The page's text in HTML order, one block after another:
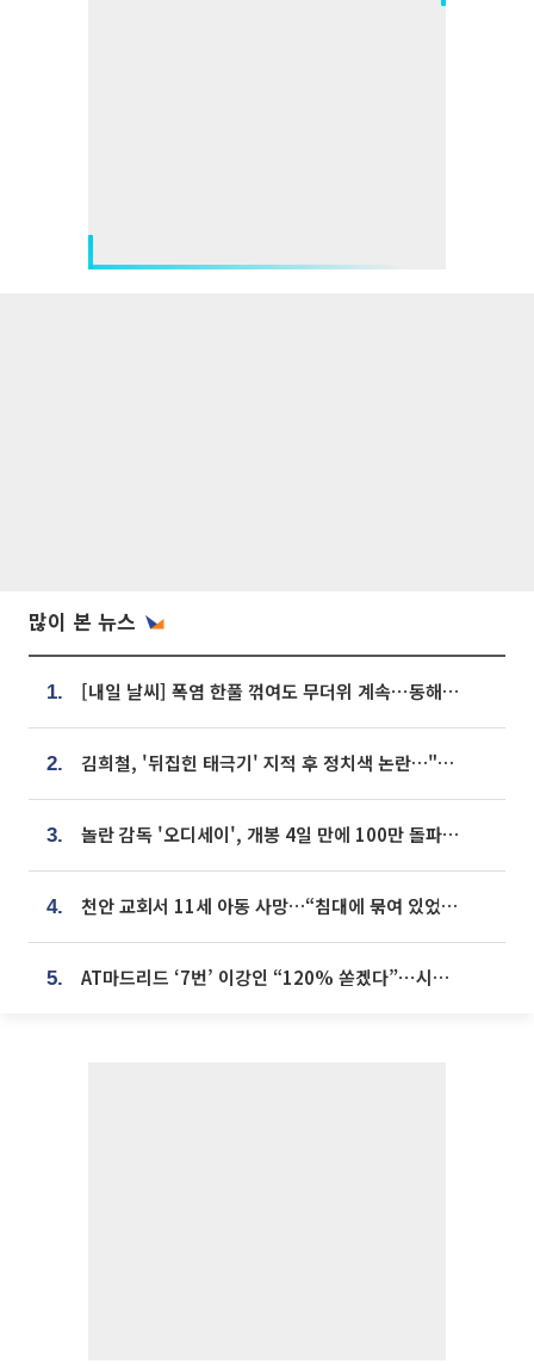
많이 본 뉴스
1. [내일 날씨] 폭염 한풀 꺾여도 무더위 계속⋯동해안 이틀 연속 비
2. 김희철, '뒤집힌 태극기' 지적 후 정치색 논란…"좌우 떠나 우리나라 국기"
3. 놀란 감독 '오디세이', 개봉 4일 만에 100만 돌파⋯'왕사남' 보다 빠르다
4. 천안 교회서 11세 아동 사망…“침대에 묶여 있었다” 진술 확보
5. AT마드리드 ‘7번’ 이강인 “120% 쏟겠다”⋯시메오네 감독 “필요한 선수”